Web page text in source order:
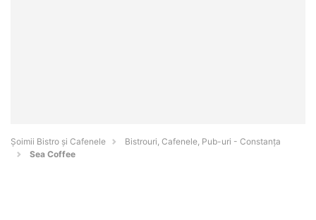
Șoimii Bistro și Cafenele
Bistrouri, Cafenele, Pub-uri - Constanţa
Sea Coffee